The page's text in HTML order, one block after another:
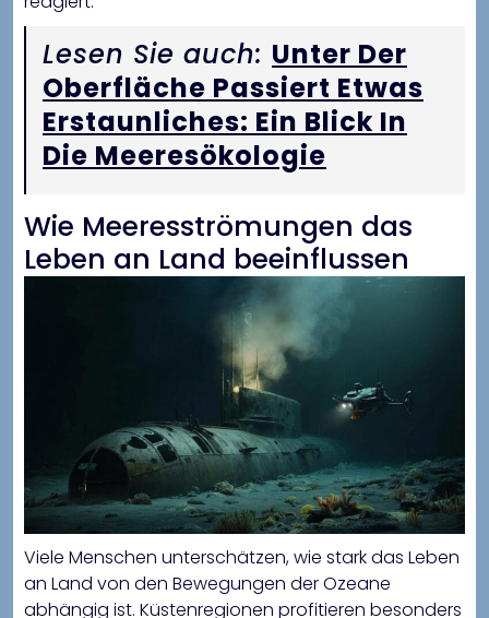
Lesen Sie auch: Unter Der
Oberfläche Passiert Etwas
Erstaunliches: Ein Blick In
Die Meeresökologie
Wie Meeresströmungen das
Leben an Land beeinflussen
Viele Menschen unterschätzen, wie stark das Leben
an Land von den Bewegungen der Ozeane
abhängig ist. Küstenregionen profitieren besonders